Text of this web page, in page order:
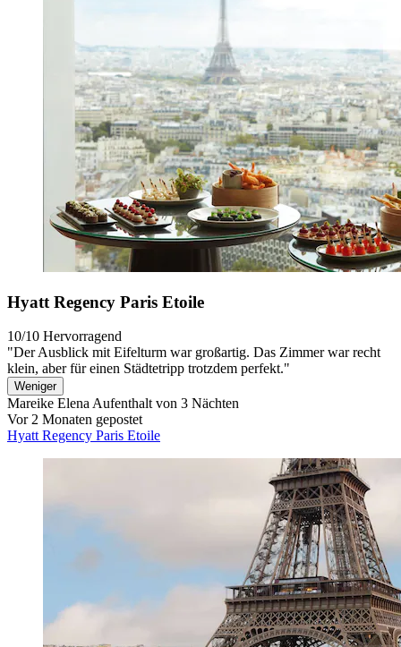
Hyatt Regency Paris Etoile
10/10 Hervorragend
"Der Ausblick mit Eifelturm war großartig. Das Zimmer war recht
klein, aber für einen Städtetripp trotzdem perfekt."
Weniger
Mareike Elena Aufenthalt von 3 Nächten
Vor 2 Monaten gepostet
Hyatt Regency Paris Etoile